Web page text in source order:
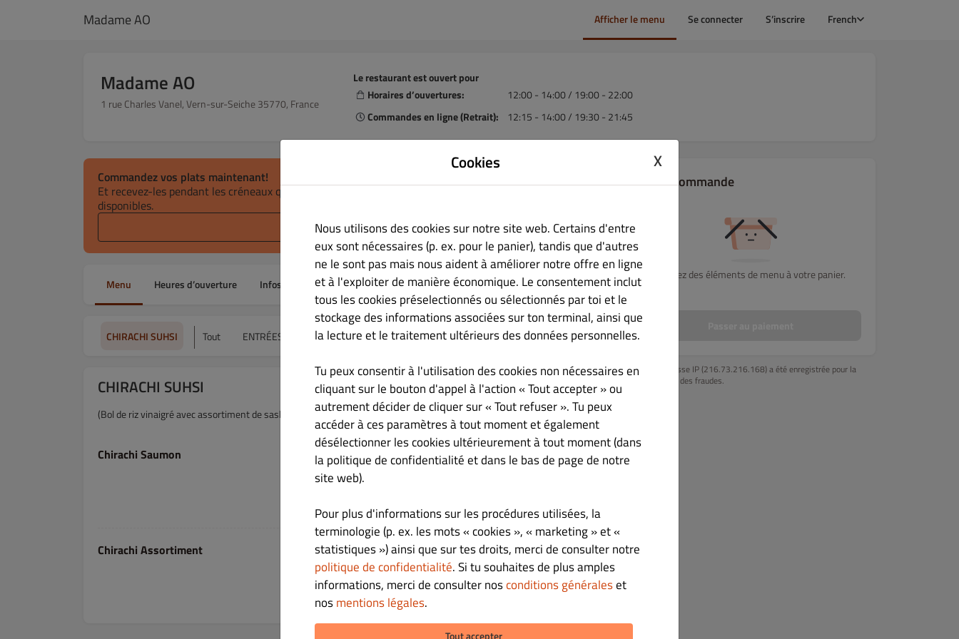
Madame AO Afficher le menu Se connecter S’inscrire French
Madame AO
1 rue Charles Vanel, Vern-sur-Seiche 35770, France
Le restaurant est ouvert pour
Horaires d’ouvertures:
12:00 - 14:00 / 19:00 - 22:00
Commandes en ligne (Retrait):
12:15 - 14:00 / 19:30 - 21:45
Commandez vos plats maintenant!
Et recevez-les pendant les créneaux quotidiens
disponibles.
Sélectionner l’heure de retrait
Menu Heures d’ouverture Infos
CHIRACHI SUHSI Tout ENTRÉES ET TAPAS PLATS BO BUNS MINUTE ACCOMPAGNEMENTS SUSHIS BAR
CHIRACHI SUHSI
(Bol de riz vinaigré avec assortiment de sashimi)
Chirachi Saumon € 16.90
Chirachi Assortiment € 17.90
Votre commande
Ajoutez des éléments de menu à votre panier.
Votre adresse IP (216.73.216.168) a été enregistrée pour la
prévention des fraudes.
Cookies X
Nous utilisons des cookies sur notre site web. Certains d'entre
eux sont nécessaires (p. ex. pour le panier), tandis que d'autres
ne le sont pas mais nous aident à améliorer notre offre en ligne
et à l'exploiter de manière économique. Le consentement inclut
tous les cookies préselectionnés ou sélectionnés par toi et le
stockage des informations associées sur ton terminal, ainsi que
la lecture et le traitement ultérieurs des données personnelles.
Tu peux consentir à l'utilisation des cookies non nécessaires en
cliquant sur le bouton d'appel à l'action « Tout accepter » ou
autrement décider de cliquer sur « Tout refuser ». Tu peux
accéder à ces paramètres à tout moment et également
désélectionner les cookies ultérieurement à tout moment (dans
la politique de confidentialité et dans le bas de page de notre
site web).
Pour plus d'informations sur les procédures utilisées, la
terminologie (p. ex. les mots « cookies », « marketing » et «
statistiques ») ainsi que sur tes droits, merci de consulter notre
politique de confidentialité. Si tu souhaites de plus amples
informations, merci de consulter nosconditions généraleset
nosmentions légales.
Tout accepter